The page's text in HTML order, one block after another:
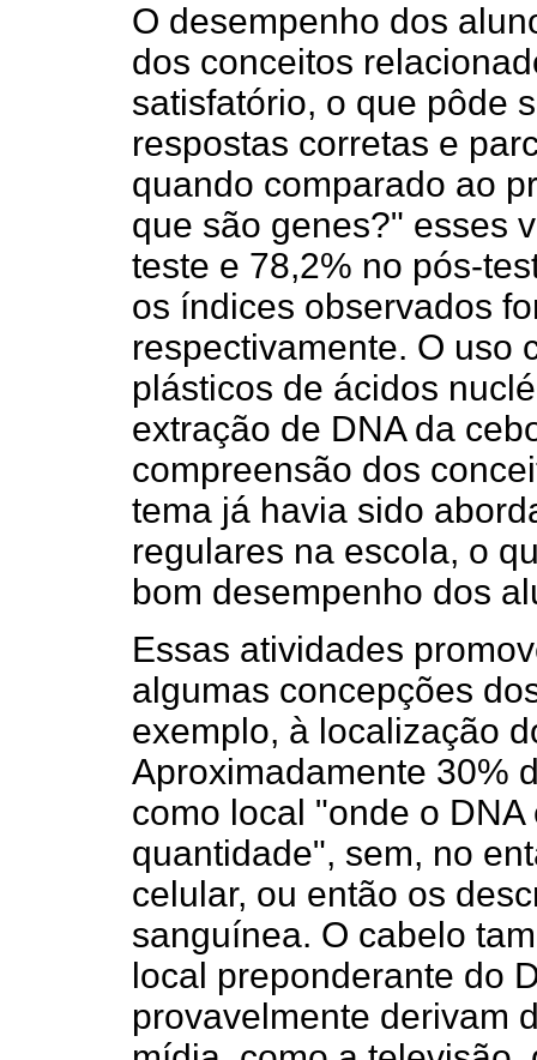
O desempenho dos
dos conceitos
satisfatório, o que pôde
respostas corretas e
quando comparado ao
que são genes?" esses
teste e 78,2% no pós-
os índices observados
respectivamente. O uso
plásticos de ácidos
extração de DNA da
compreensão dos
tema já havia sido
regulares na escola, o
bom desempenho dos
Essas atividades
algumas concepções
exemplo, à localização
Aproximadamente 30%
como local "onde o
quantidade", sem, no
celular, ou então os
sanguínea. O cabelo
local preponderante do
provavelmente derivam